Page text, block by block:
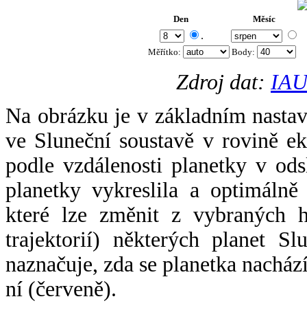
Den Měsíc
.
Měřítko: Body:
Zdroj dat:
Na obrázku je v základním
ve Sluneční soustavě v rovině
podle vzdálenosti planetky v
planetky vykreslila a
které lze změnit z vybraných
trajektorií) některých planet
naznačuje, zda se planetka
ní (červeně).